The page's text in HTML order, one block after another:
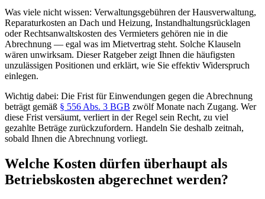
Was viele nicht wissen: Verwaltungsgebühren der Hausverwaltung,
Reparaturkosten an Dach und Heizung, Instandhaltungsrücklagen
oder Rechtsanwaltskosten des Vermieters gehören nie in die
Abrechnung — egal was im Mietvertrag steht. Solche Klauseln
wären unwirksam. Dieser Ratgeber zeigt Ihnen die häufigsten
unzulässigen Positionen und erklärt, wie Sie effektiv Widerspruch
einlegen.
Wichtig dabei: Die Frist für Einwendungen gegen die Abrechnung
beträgt gemäß § 556 Abs. 3 BGB zwölf Monate nach Zugang. Wer
diese Frist versäumt, verliert in der Regel sein Recht, zu viel
gezahlte Beträge zurückzufordern. Handeln Sie deshalb zeitnah,
sobald Ihnen die Abrechnung vorliegt.
Welche Kosten dürfen überhaupt als
Betriebskosten abgerechnet werden?